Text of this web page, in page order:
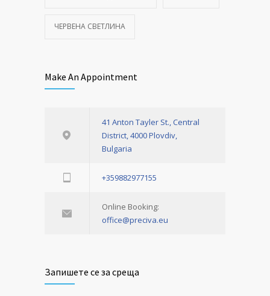
ЧЕРВЕНА СВЕТЛИНА
Make An Appointment
41 Anton Tayler St., Central
District, 4000 Plovdiv,
Bulgaria
+359882977155
Online Booking:
office@preciva.eu
Запишете се за среща